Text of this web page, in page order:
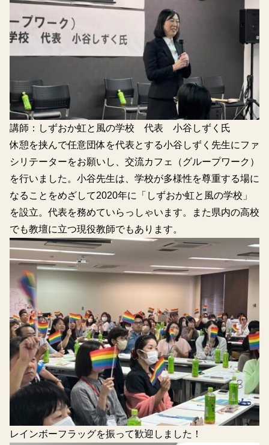
講師：しずおか虹と風の学校 代表 小谷しずく氏
休憩を挟んで任意団体を代表とする小谷しずく先生にファ
シリテーターをお願いし、交流カフェ（グループワーク）
を行いました。小谷先生は、学校が多様性を尊重する場に
なることをめざして2020年に「しずおか虹と風の学校」
を設立。代表を務めていらっしゃいます。また県内の高校
でも教壇に立つ現役教師でもあります。
レインボーフラッグを振って歓迎しました！